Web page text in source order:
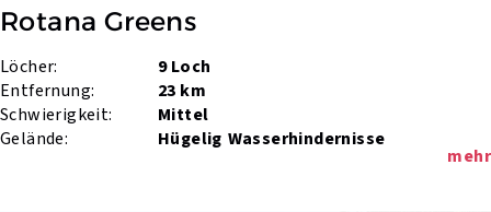
Rotana Greens
Löcher:
9 Loch
Entfernung:
23 km
Schwierigkeit:
Mittel
Gelände:
Hügelig Wasserhindernisse
mehr